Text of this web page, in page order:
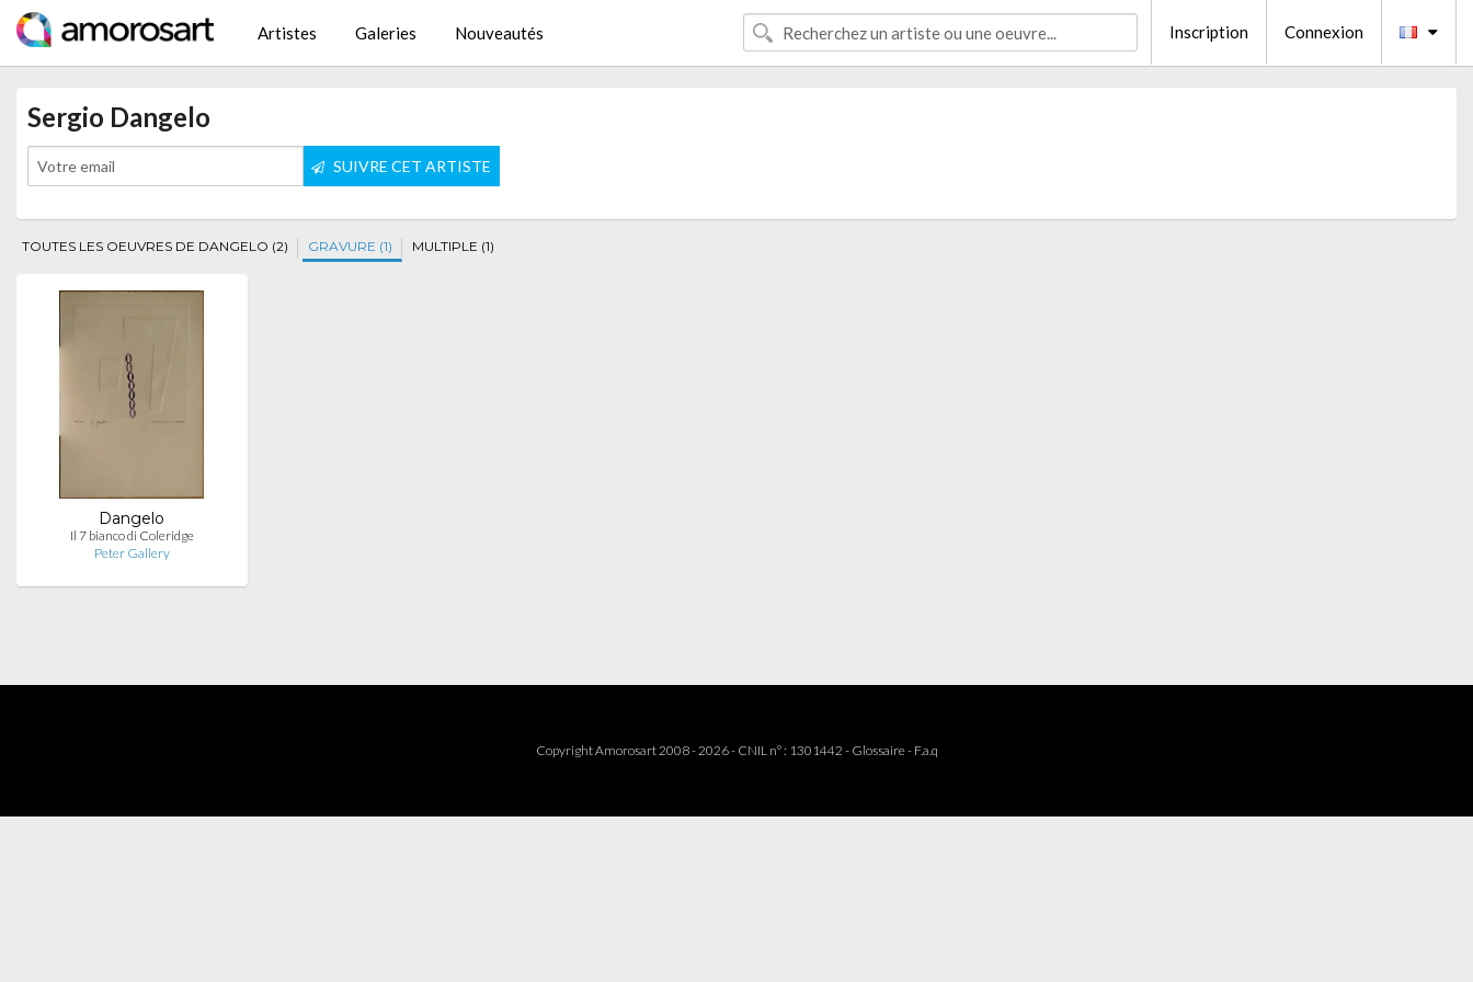
Artistes Galeries Nouveautés Inscription Connexion
Sergio Dangelo
SUIVRE CET ARTISTE
TOUTES LES OEUVRES DE DANGELO (2) GRAVURE (1) MULTIPLE (1)
Dangelo
Il 7 bianco di Coleridge
Peter Gallery
Copyright Amorosart 2008 - 2026 - CNIL n° : 1301442 - Glossaire- F.a.q